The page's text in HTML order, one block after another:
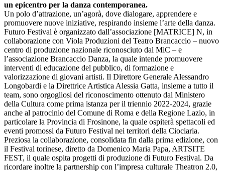
un epicentro per la danza contemporanea.
Un polo d’attrazione, un’agorà, dove dialogare, apprendere e
promuovere nuove iniziative, respirando insieme l’arte della danza.
Futuro Festival è organizzato dall’associazione [MATRICE] N, in
collaborazione con Viola Produzioni del Teatro Brancaccio – nuovo
centro di produzione nazionale riconosciuto dal MiC – e
l’associazione Brancaccio Danza, la quale intende promuovere
interventi di educazione del pubblico, di formazione e
valorizzazione di giovani artisti. Il Direttore Generale Alessandro
Longobardi e la Direttrice Artistica Alessia Gatta, insieme a tutto il
team, sono orgogliosi del riconoscimento ottenuto dal Ministero
della Cultura come prima istanza per il triennio 2022-2024, grazie
anche al patrocinio del Comune di Roma e della Regione Lazio, in
particolare la Provincia di Frosinone, la quale ospiterà spettacoli ed
eventi promossi da Futuro Festival nei territori della Ciociaria.
Preziosa la collaborazione, consolidata fin dalla prima edizione, con
il Festival torinese, diretto da Domenico Maria Papa, ARTSITE
FEST, il quale ospita progetti di produzione di Futuro Festival. Da
ricordare inoltre la partnership con l’impresa culturale Theatron 2.0,